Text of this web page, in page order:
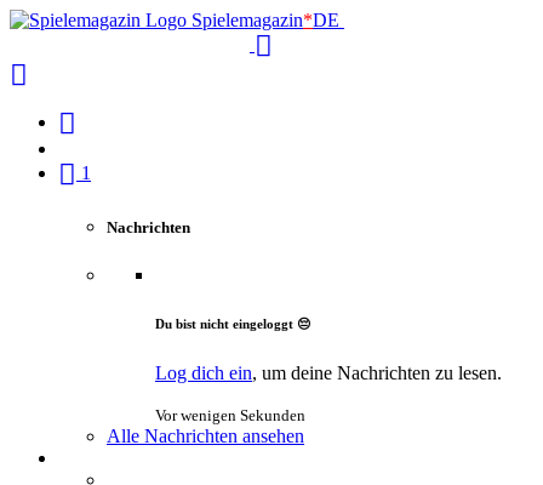
Spielemagazin*DE
1
Nachrichten
Du bist nicht eingeloggt 😔
Log dich ein, um deine Nachrichten zu lesen.
Vor wenigen Sekunden
Alle Nachrichten ansehen